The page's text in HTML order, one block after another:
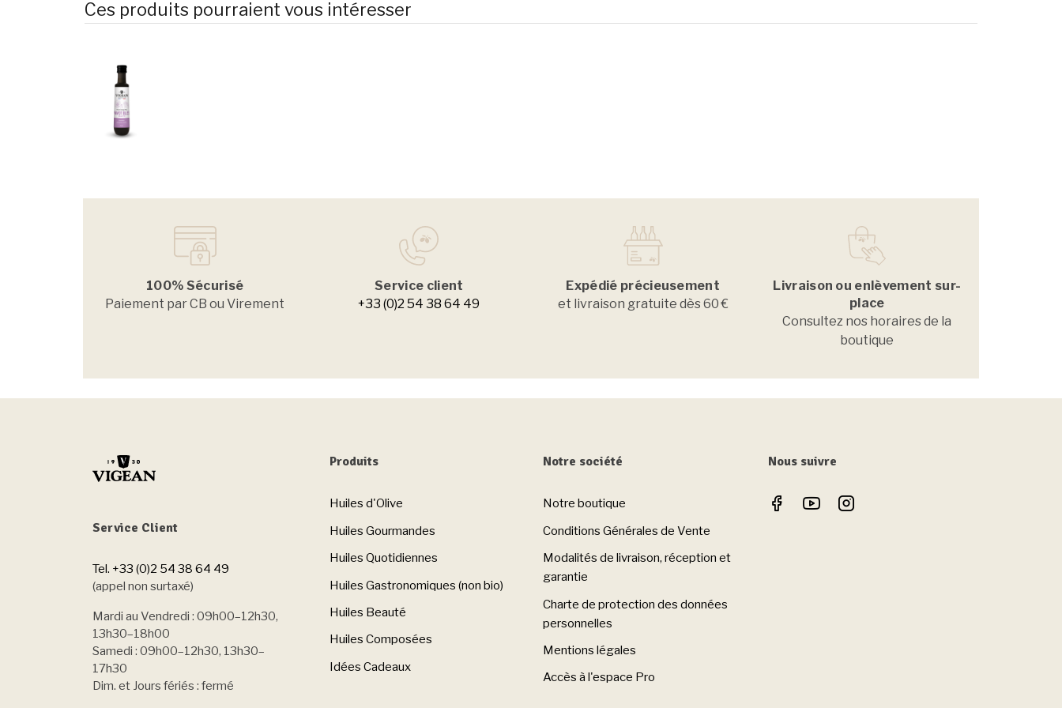
Ces produits pourraient vous intéresser
100% Sécurisé
Paiement par CB ou Virement
Service client
+33 (0)2 54 38 64 49
Expédié précieusement
et livraison gratuite dès 60 €
Livraison ou enlèvement sur-
place
Consultez nos horaires de la
boutique
Service Client
Tel. +33 (0)2 54 38 64 49
(appel non surtaxé)
Mardi au Vendredi : 09h00–12h30,
13h30–18h00
Samedi : 09h00–12h30, 13h30–
17h30
Dim. et Jours fériés : fermé
Produits
Huiles d'Olive
Huiles Gourmandes
Huiles Quotidiennes
Huiles Gastronomiques (non bio)
Huiles Beauté
Huiles Composées
Idées Cadeaux
Notre société
Notre boutique
Conditions Générales de Vente
Modalités de livraison, réception et
garantie
Charte de protection des données
personnelles
Mentions légales
Accès à l'espace Pro
Nous suivre